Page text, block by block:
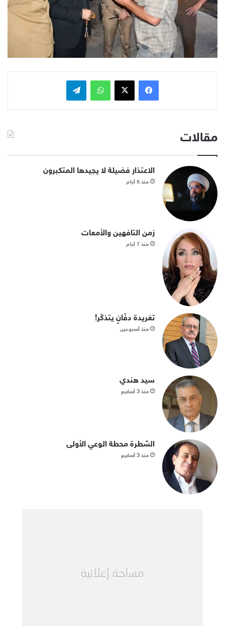
فيسبوكx واتساب تيلقرام
مقالات
الاعتذار فضيلة لا يجيدها المتكبرون
منذ 5 أيام
زمن التافهين والأمعات
منذ 7 أيام
تغريدة دفّانٍ يتذكّر!
منذ أسبوعين
سيد هندي
منذ 3 أسابيع
الشطرة محطة الوعي الأولى
منذ 3 أسابيع